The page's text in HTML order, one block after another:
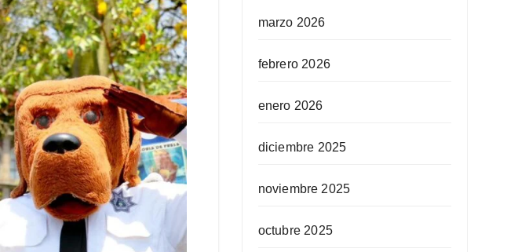
marzo 2026
febrero 2026
enero 2026
diciembre 2025
noviembre 2025
octubre 2025